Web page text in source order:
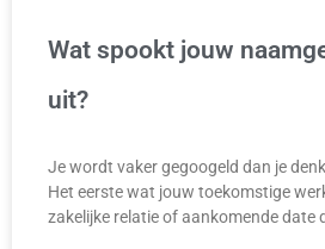
Wat spookt jouw
uit?
Je wordt vaker gegoogeld dan je
Het eerste wat jouw toekomstige
zakelijke relatie of aankomende date